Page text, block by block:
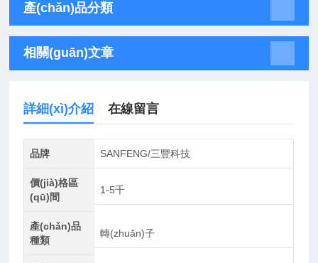
產(chǎn)品分類
相關(guān)文章
詳細(xì)介紹 在線留言
品牌 SANFENG/三豐科技
價(jià)格區
(qū)間
1-5千
產(chǎn)品
種類
轉(zhuǎn)子